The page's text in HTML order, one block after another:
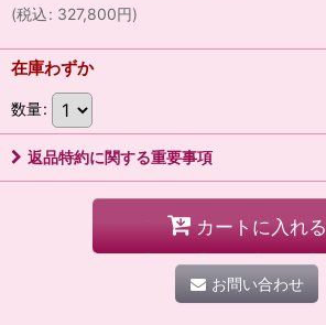
(税込: 327,800円)
在庫わずか
数量:
返品特約に関する重要事項
カートに入れる
お問い合わせ